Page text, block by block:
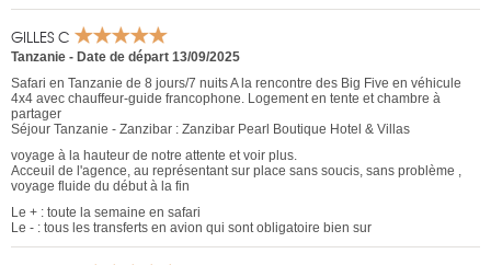
GILLES C
Tanzanie - Date de départ 13/09/2025
Safari en Tanzanie de 8 jours/7 nuits A la rencontre des Big Five en véhicule
4x4 avec chauffeur-guide francophone. Logement en tente et chambre à
partager
Séjour Tanzanie - Zanzibar : Zanzibar Pearl Boutique Hotel & Villas
voyage à la hauteur de notre attente et voir plus.
Acceuil de l'agence, au représentant sur place sans soucis, sans problème ,
voyage fluide du début à la fin
Le + : toute la semaine en safari
Le - : tous les transferts en avion qui sont obligatoire bien sur